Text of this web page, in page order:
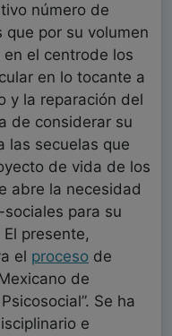
número de
por su volumen
el centrode los
en lo tocante a
y la reparación del
de considerar su
las secuelas que
de vida de los
abre la necesidad
para su
presente,
el proceso de
de
Se ha
e